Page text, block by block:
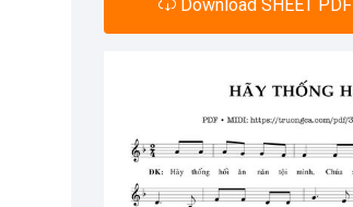
Download SHEET PDF